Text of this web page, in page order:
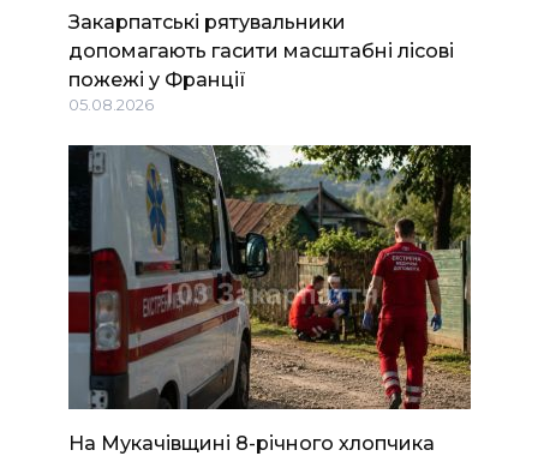
Закарпатські рятувальники
допомагають гасити масштабні лісові
пожежі у Франції
05.08.2026
На Мукачівщині 8-річного хлопчика